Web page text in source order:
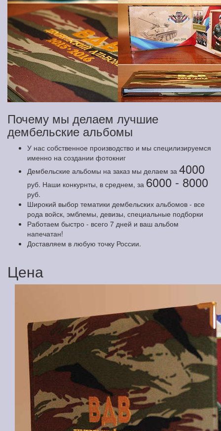
Почему мы делаем лучшие
дембельские альбомы
У нас собственное производство и мы специлизируемся
именно на создании фотокниг
Дембельские альбомы на заказ мы делаем за 4000
руб. Наши конкурнты, в среднем, за 6000 - 8000
руб.
Широкий выбор тематики дембельских альбомов - все
рода войск, эмблемы, девизы, специальные подборки
Работаем быстро - всего 7 дней и ваш альбом
напечатан!
Доставляем в любую точку России.
Цена